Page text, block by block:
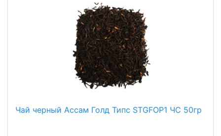
Чай черный Ассам Голд Типс STGFOP1 ЧС 50гр